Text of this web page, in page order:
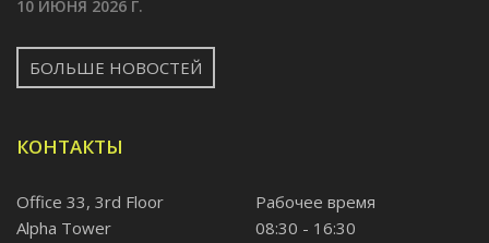
10 ИЮНЯ 2026 Г.
БОЛЬШЕ НОВОСТЕЙ
КОНТАКТЫ
Office 33, 3rd Floor
Alpha Tower
Рабочее время
08:30 - 16:30